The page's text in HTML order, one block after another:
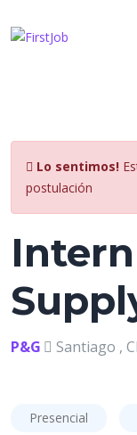
Lo sentimos!
postulación
P&G Santiago ,
Presencial